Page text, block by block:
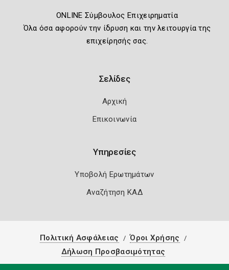
ONLINE Σύμβουλος Επιχειρηματία
Όλα όσα αφορούν την ίδρυση και την λειτουργία της
επιχείρησής σας.
Σελίδες
Αρχική
Επικοινωνία
Υπηρεσίες
Υποβολή Ερωτημάτων
Αναζήτηση ΚΑΔ
Πολιτική Ασφάλειας
Όροι Χρήσης
Δήλωση Προσβασιμότητας